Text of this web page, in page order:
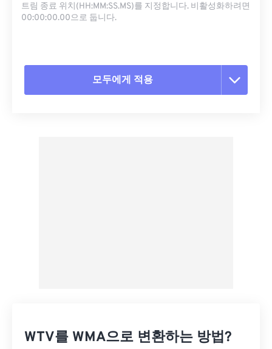
트림 종료 위치(HH:MM:SS.MS)를 지정합니다. 비활성화하려면
00:00:00.00으로 둡니다.
모두에게 적용
WTV를 WMA으로 변환하는 방법?